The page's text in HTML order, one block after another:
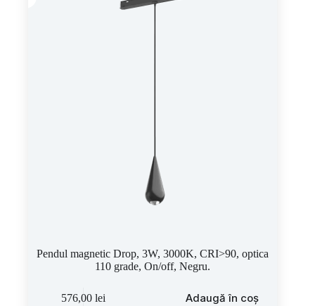
Pendul magnetic Drop, 3W, 3000K, CRI>90, optica
110 grade, On/off, Negru.
576,00lei Adaugă în coș